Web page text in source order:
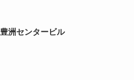
豊洲センタービル